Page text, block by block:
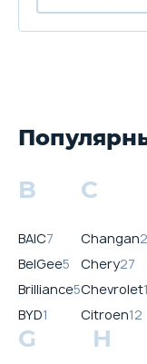
B
BAIC7
BelGee5
Brilliance5
BYD1
C
Changan
Chery27
Chevrolet
Citroen12
G H